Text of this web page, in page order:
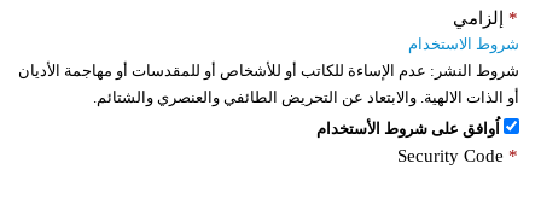
إلزامي *
شروط الاستخدام
شروط النشر: عدم الإساءة للكاتب أو للأشخاص أو للمقدسات أو مهاجمة الأديان
أو الذات الالهية. والابتعاد عن التحريض الطائفي والعنصري والشتائم.
اُوافق على شروط الأستخدام
Security Code *